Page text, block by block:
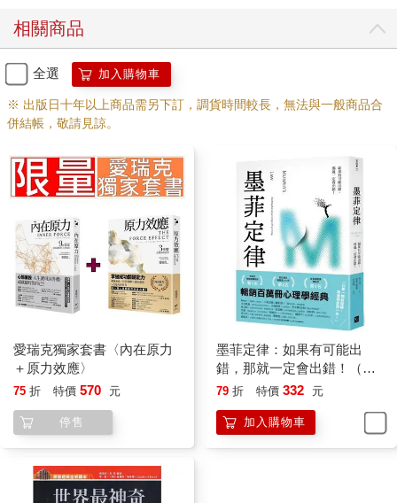
相關商品
全選 加入購物車
※ 出版日十年以上商品需另下訂，調貨時間較長，無法與一般商品合
併結帳，敬請見諒。
愛瑞克獨家套書〈內在原力
＋原力效應〉
75 折 特價 570 元
停售
墨菲定律：如果有可能出
錯，那就一定會出錯！（令
人深思的行為背後，藏著好
萬冊的日常行為心理指南）
79 折 特價 332 元
加入購物車